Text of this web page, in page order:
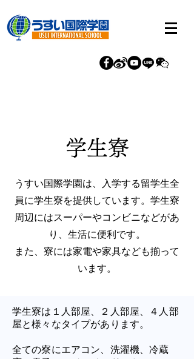
学生寮
うすい国際学園は、入学する留学生全
員に学生寮を提供しています。学生寮
周辺にはスーパーやコンビニなどがあ
り、生活に便利です。
また、 寮には家電や家具なども揃って
います。
学生寮は１人部屋、２人部屋、４人部
屋と様々なタイプがあります。
​全ての寮にエアコン、洗濯機、冷蔵